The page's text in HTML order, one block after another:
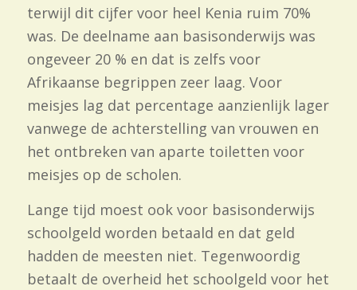
terwijl dit cijfer voor heel Kenia ruim 70%
was. De deelname aan basisonderwijs was
ongeveer 20 % en dat is zelfs voor
Afrikaanse begrippen zeer laag. Voor
meisjes lag dat percentage aanzienlijk lager
vanwege de achterstelling van vrouwen en
het ontbreken van aparte toiletten voor
meisjes op de scholen.
Lange tijd moest ook voor basisonderwijs
schoolgeld worden betaald en dat geld
hadden de meesten niet. Tegenwoordig
betaalt de overheid het schoolgeld voor het